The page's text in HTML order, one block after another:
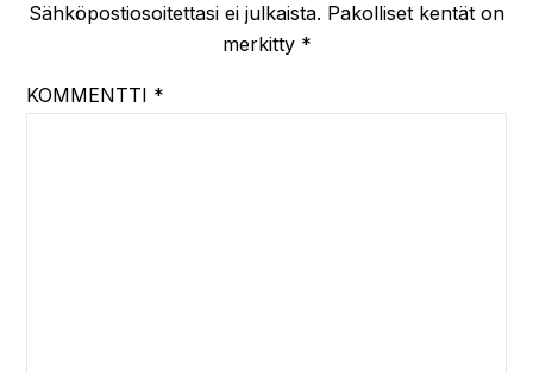
Sähköpostiosoitettasi ei julkaista. Pakolliset kentät on
merkitty *
KOMMENTTI *